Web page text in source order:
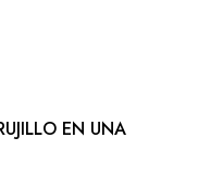
EN UNA